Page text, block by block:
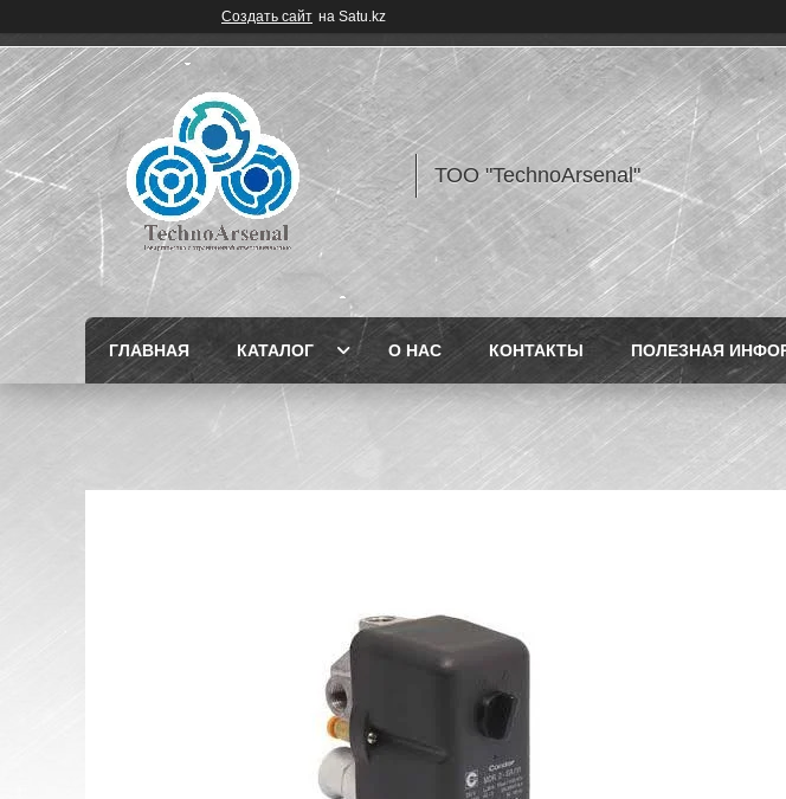
Создать сайт на Satu.kz
ТОО "TechnoArsenal"
ГЛАВНАЯ КАТАЛОГ О НАС КОНТАКТЫ ПОЛЕЗНАЯ